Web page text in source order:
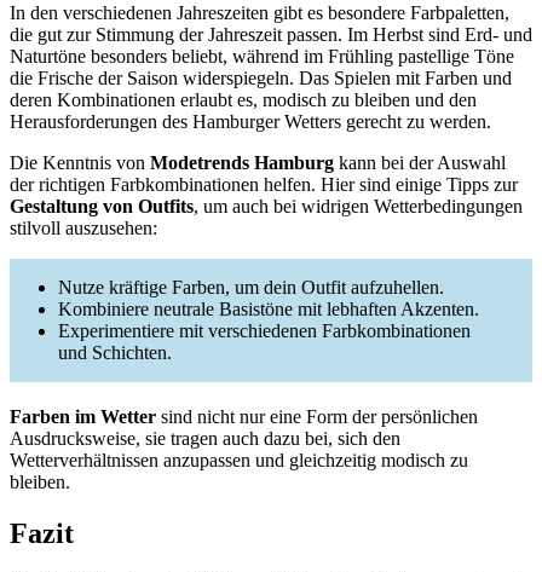
In den verschiedenen Jahreszeiten gibt es besondere Farbpaletten,
die gut zur Stimmung der Jahreszeit passen. Im Herbst sind Erd- und
Naturtöne besonders beliebt, während im Frühling pastellige Töne
die Frische der Saison widerspiegeln. Das Spielen mit Farben und
deren Kombinationen erlaubt es, modisch zu bleiben und den
Herausforderungen des Hamburger Wetters gerecht zu werden.
Die Kenntnis von Modetrends Hamburg kann bei der Auswahl
der richtigen Farbkombinationen helfen. Hier sind einige Tipps zur
Gestaltung von Outfits, um auch bei widrigen Wetterbedingungen
stilvoll auszusehen:
Nutze kräftige Farben, um dein Outfit aufzuhellen.
Kombiniere neutrale Basistöne mit lebhaften Akzenten.
Experimentiere mit verschiedenen Farbkombinationen
und Schichten.
Farben im Wetter sind nicht nur eine Form der persönlichen
Ausdrucksweise, sie tragen auch dazu bei, sich den
Wetterverhältnissen anzupassen und gleichzeitig modisch zu
bleiben.
Fazit